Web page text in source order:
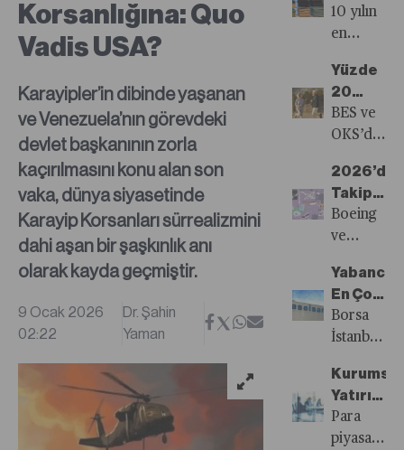
Korsanlığına: Quo
Vadis USA?
Karayipler’in dibinde yaşanan
ve Venezuela’nın görevdeki
devlet başkanının zorla
kaçırılmasını konu alan son
vaka, dünya siyasetinde
Karayip Korsanları sürrealizmini
dahi aşan bir şaşkınlık anı
olarak kayda geçmiştir.
9 Ocak 2026
02:22
Dr. Şahin
Yaman
Hazır
Giyim
mi?
10 yılın
en
ihracatını
kaydeden
hazır
giyim ve
son üç
yıldır
düşüş
trendinde
tekstil
kan
kaybının
için
kısa-
orta-
uzun
Yüzde
20
Katkıyla
da
BES ve
OKS’de
katkısının
yüzde
30’dan
yüzde
20’ye
sistemden
çıkışa ve
azalmasına
yol
açacağı
2026’da
Takip
Edilmesi
Gereken
Şirket
Boeing
ve
Nike ve
Canada
Goose’a
kadar
uzanan
bu
küresel
hisseleri
En Çok
Aselsan
Aldı
Borsa
İstanbul’da
yıldır
satış
tarafında
yer alan
Kurumsal
Neden
Fonlara
Para
piyasası